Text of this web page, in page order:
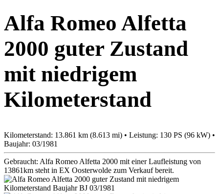
Alfa Romeo Alfetta
2000 guter Zustand
mit niedrigem
Kilometerstand
Kilometerstand: 13.861 km (8.613 mi) • Leistung: 130 PS (96 kW) •
Baujahr: 03/1981
Gebraucht: Alfa Romeo Alfetta 2000 mit einer Laufleistung von
13861km steht in EX Oosterwolde zum Verkauf bereit.